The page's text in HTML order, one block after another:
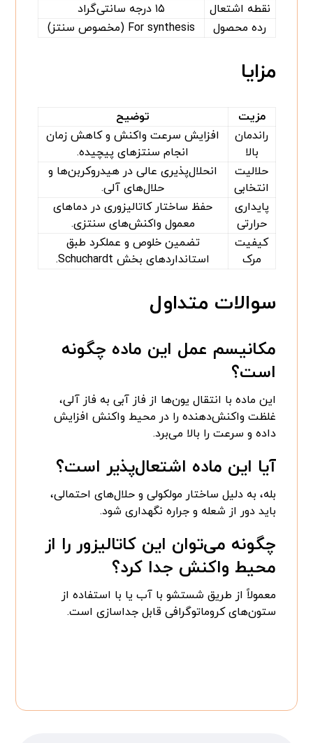
نقطه اشتعال
۱۵ درجه سانتی‌گراد
رده محصول
For synthesis (مخصوص سنتز)
مزایا
مزیت
توضیح
راندمان
بالا
افزایش سرعت واکنش و کاهش زمان
انجام سنتزهای پیچیده.
حلالیت
انتخابی
انحلال‌پذیری عالی در هیدروکربن‌ها و
حلال‌های آلی.
پایداری
حرارتی
حفظ ساختار کاتالیزوری در دماهای
معمول واکنش‌های سنتزی.
کیفیت
مرک
تضمین خلوص و عملکرد طبق
استانداردهای بخش Schuchardt.
سوالات متداول
مکانیسم عمل این ماده چگونه
است؟
این ماده با انتقال یون‌ها از فاز آبی به فاز آلی،
غلظت واکنش‌دهنده را در محیط واکنش افزایش
داده و سرعت را بالا می‌برد.
آیا این ماده اشتعال‌پذیر است؟
بله، به دلیل ساختار مولکولی و حلال‌های احتمالی،
باید دور از شعله و جراره نگهداری شود.
چگونه می‌توان این کاتالیزور را از
محیط واکنش جدا کرد؟
معمولاً از طریق شستشو با آب یا با استفاده از
ستون‌های کروماتوگرافی قابل جداسازی است.